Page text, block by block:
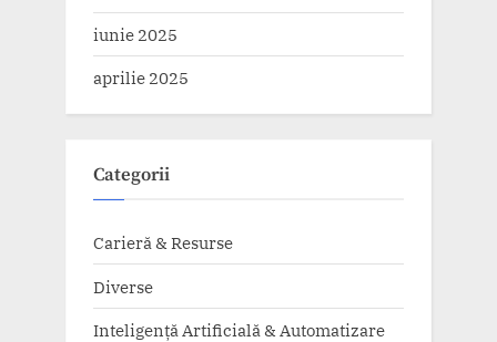
iunie 2025
aprilie 2025
Categorii
Carieră & Resurse
Diverse
Inteligență Artificială & Automatizare